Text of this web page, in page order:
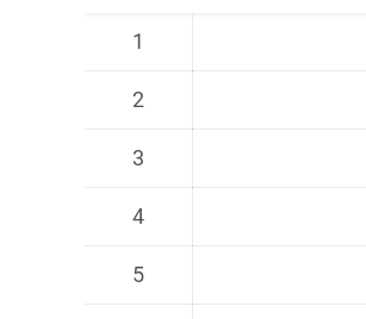
1
2
3
4
5